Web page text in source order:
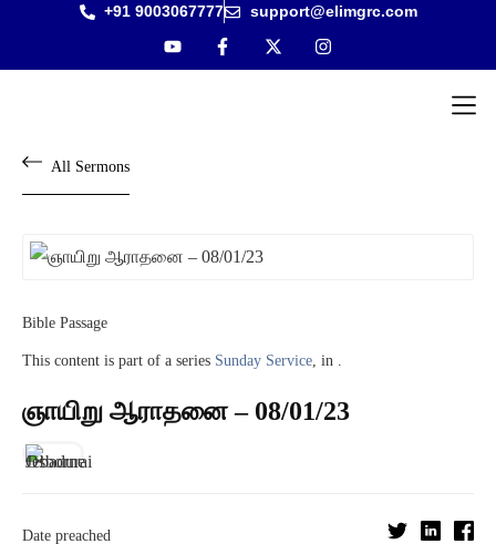
+91 9003067777 support@elimgrc.com
All Sermons
Bible Passage
This content is part of a series Sunday Service , in .
ஞாயிறு ஆராதனை – 08/01/23
Date preached